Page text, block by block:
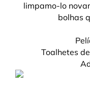
limpamo-lo
bolhas
Toalhetes